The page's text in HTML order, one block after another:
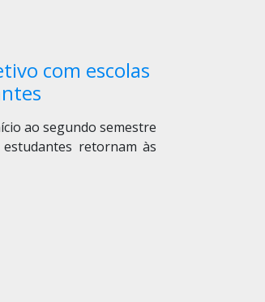
com escolas
ao segundo semestre
estudantes retornam às